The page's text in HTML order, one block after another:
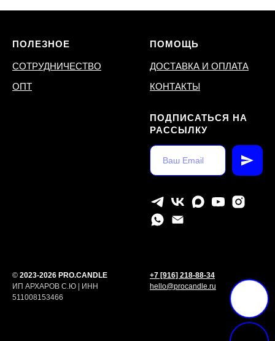
ПОЛЕЗНОЕ
СОТРУДНИЧЕСТВО
ОПТ
ПОМОЩЬ
ДОСТАВКА И ОПЛАТА
КОНТАКТЫ
ПОДПИСАТЬСЯ НА
РАССЫЛКУ
© 2023-2026 PRO.CANDLE
ИП АРХАРОВ С.Ю | ИНН
511008153466
+7 [916] 218-88-34
hello@procandle.ru